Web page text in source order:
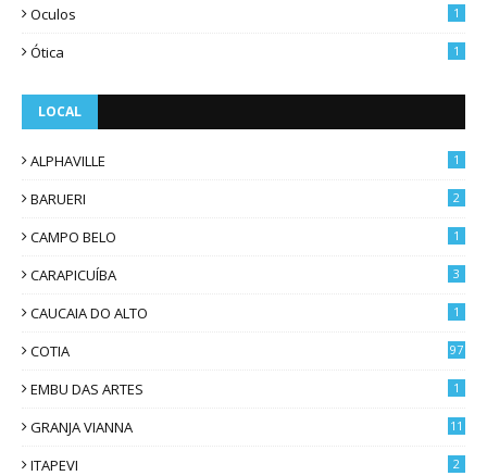
Oculos 1
Ótica 1
LOCAL
ALPHAVILLE 1
BARUERI 2
CAMPO BELO 1
CARAPICUÍBA 3
CAUCAIA DO ALTO 1
COTIA 97
EMBU DAS ARTES 1
GRANJA VIANNA 11
ITAPEVI 2